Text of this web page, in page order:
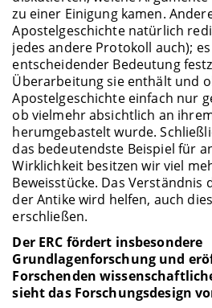
zu einer Einigung kamen.
Apostelgeschichte natürlich
jedes andere Protokoll auch);
entscheidender Bedeutung
Überarbeitung sie enthält und
Apostelgeschichte einfach nur
ob vielmehr absichtlich an
herumgebastelt wurde.
das bedeutendste Beispiel für
Wirklichkeit besitzen wir viel
Beweisstücke. Das Verständnis
der Antike wird helfen, auch
erschließen.
Der ERC fördert insbesondere
Grundlagenforschung und
Forschenden
sieht das Forschungsdesign